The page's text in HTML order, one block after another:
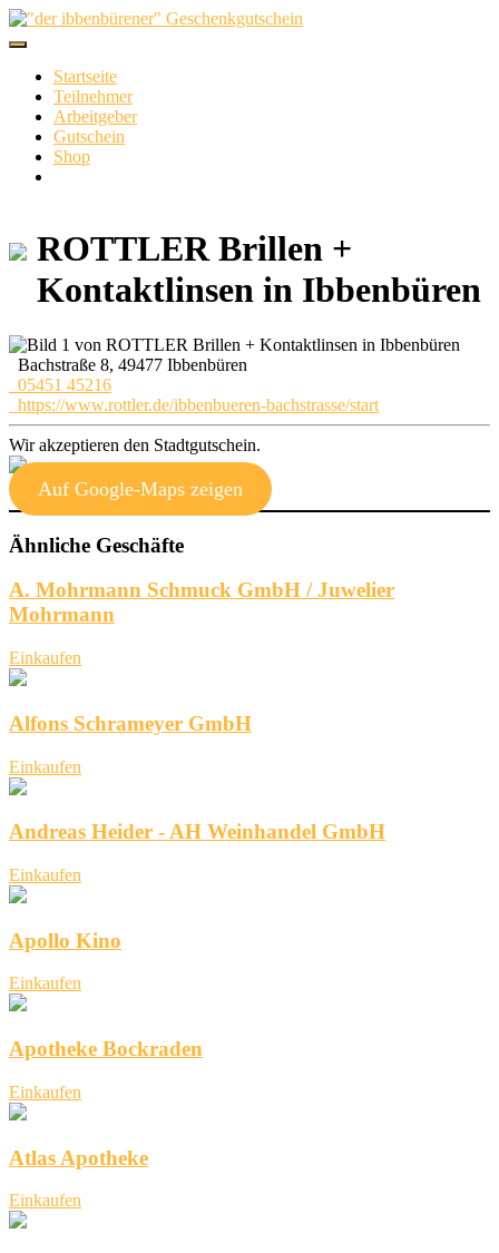
Skip
to
Startseite
Teilnehmer
Arbeitgeber
Gutschein
Shop
ROTTLER Brillen +
Kontaktlinsen in Ibbenbüren
Bachstraße 8, 49477 Ibbenbüren
05451 45216
https://www.rottler.de/ibbenbueren-bachstrasse/start
Wir akzeptieren den Stadtgutschein.
Auf Google-Maps zeigen
Ähnliche Geschäfte
A. Mohrmann Schmuck GmbH / Juwelier
Mohrmann
Einkaufen
Alfons Schrameyer GmbH
Einkaufen
Andreas Heider - AH Weinhandel GmbH
Einkaufen
Apollo Kino
Einkaufen
Apotheke Bockraden
Einkaufen
Atlas Apotheke
Einkaufen